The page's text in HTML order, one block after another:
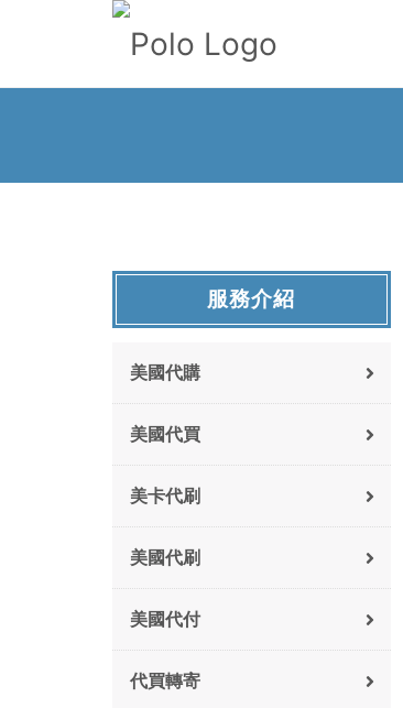
服務介紹
美國代購
美國代買
美卡代刷
美國代刷
美國代付
代買轉寄